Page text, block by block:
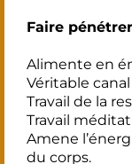
Faire
Alimente en
Véritable
Travail de la
Travail
Amene
du corps.